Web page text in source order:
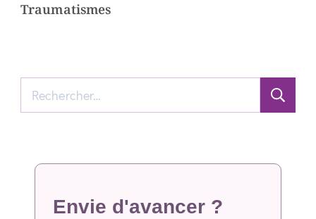
Traumatismes
Rechercher :
Envie d'avancer ?